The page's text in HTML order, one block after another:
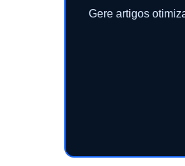
Gere artigos